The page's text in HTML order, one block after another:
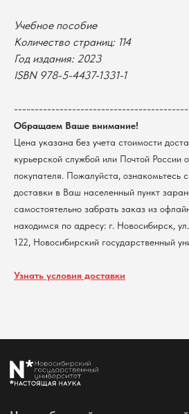
Учебное пособие
Количество страниц: 114
Год издания: 2023
ISBN 978-5-4437-1331-1
Обращаем Ваше внимание!
Цена указана без учета стоимости
курьерской службой или Почтой России
покупателя. Пожалуйста, ознакомьтесь
доставки в Ваш населенный пункт
самостоятельно забрать заказ из
находимся по адресу: г. Новосибирск,
122, Новосибирский государственный
Узнать условия доставки
@2026 Новосибирский государственный университет.
пользователей сайта
Новосибирский государственный
университет
г. Новосибирск, ул. Пирогова, 3
ИНН 5408106490